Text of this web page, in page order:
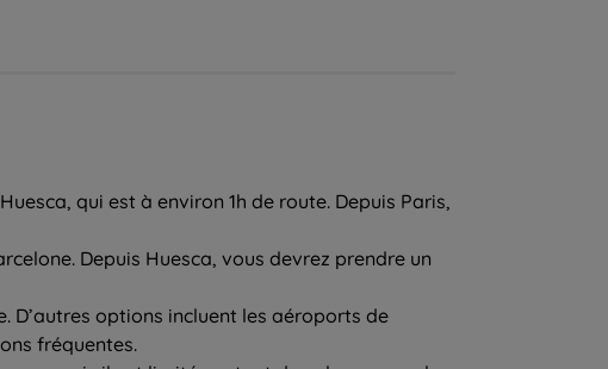
qui est à environ 1h de route. Depuis Paris,
Depuis Huesca, vous devrez prendre un
D’autres options incluent les aéroports de
fréquentes.